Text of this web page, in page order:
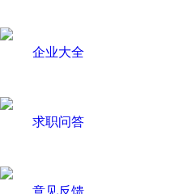
企业大全
求职问答
意见反馈